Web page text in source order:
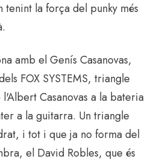
tenint la força del punky més
amb el Genís Casanovas,
FOX SYSTEMS, triangle
Casanovas a la bateria
a la guitarra. Un triangle
i tot i que ja no forma del
el David Robles, que és